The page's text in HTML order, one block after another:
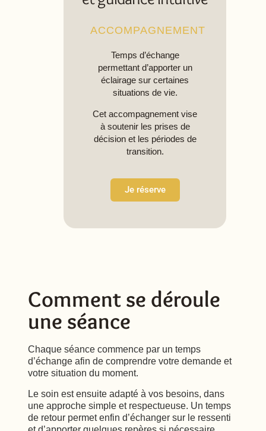
ACCOMPAGNEMENT
Temps d’échange
permettant d’apporter un
éclairage sur certaines
situations de vie.
Cet accompagnement vise
à soutenir les prises de
décision et les périodes de
transition.
Je réserve
Comment se déroule
une séance
Chaque séance commence par un temps
d’échange afin de comprendre votre demande et
votre situation du moment.
Le soin est ensuite adapté à vos besoins, dans
une approche simple et respectueuse. Un temps
de retour permet enfin d’échanger sur le ressenti